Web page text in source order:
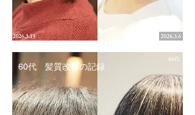
60代 髪質改善の記録